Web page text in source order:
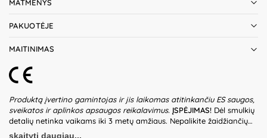
MATMENYS
PAKUOTĖJE
MAITINIMAS
Produktą įvertino gamintojas ir jis laikomas atitinkančiu ES saugos,
sveikatos ir aplinkos apsaugos reikalavimus. ĮSPĖJIMAS! Dėl smulkių
detalių netinka vaikams iki 3 metų amžiaus. Nepalikite žaidžiančių
vaikų be suaugusiųjų priežiūros. Prieš naudodami žaislą patikrinkite
skaityti daugiau...